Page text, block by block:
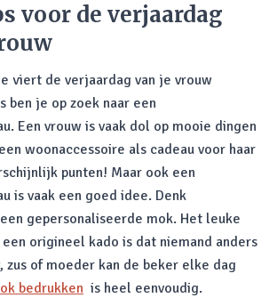
voor de verjaardag
viert de verjaardag van je vrouw
ben je op zoek naar een
Een vrouw is vaak dol op mooie dingen
woonaccessoire als cadeau voor haar
punten! Maar ook een
is vaak een goed idee. Denk
gepersonaliseerde mok. Het leuke
origineel kado is dat niemand anders
zus of moeder kan de beker elke dag
bedrukken is heel eenvoudig.